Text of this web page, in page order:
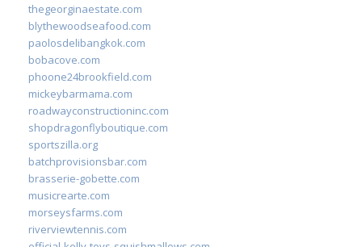
thegeorginaestate.com
blythewoodseafood.com
paolosdelibangkok.com
bobacove.com
phoone24brookfield.com
mickeybarmama.com
roadwayconstructioninc.com
shopdragonflyboutique.com
sportszilla.org
batchprovisionsbar.com
brasserie-gobette.com
musicrearte.com
morseysfarms.com
riverviewtennis.com